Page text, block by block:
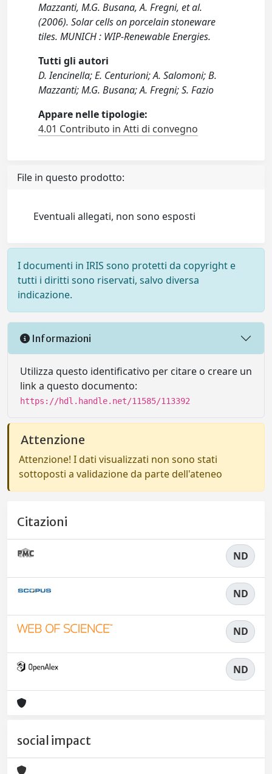
Mazzanti, M.G. Busana, A. Fregni, et al.
(2006). Solar cells on porcelain stoneware
tiles. MUNICH : WIP-Renewable Energies.
Tutti gli autori
D. Iencinella; E. Centurioni; A. Salomoni; B.
Mazzanti; M.G. Busana; A. Fregni; S. Fazio
Appare nelle tipologie:
4.01 Contributo in Atti di convegno
File in questo prodotto:
Eventuali allegati, non sono esposti
I documenti in IRIS sono protetti da copyright e
tutti i diritti sono riservati, salvo diversa
indicazione.
Informazioni
Utilizza questo identificativo per citare o creare un
link a questo documento:
https://hdl.handle.net/11585/113392
Attenzione
Attenzione! I dati visualizzati non sono stati
sottoposti a validazione da parte dell'ateneo
Citazioni
ND
ND
ND
ND
social impact